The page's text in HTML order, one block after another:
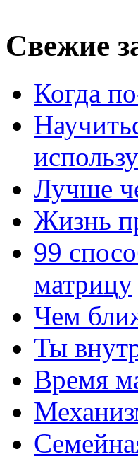
Свежие
Когда
Лучше
Жизнь
99
матрицу
Чем
Ты
Время